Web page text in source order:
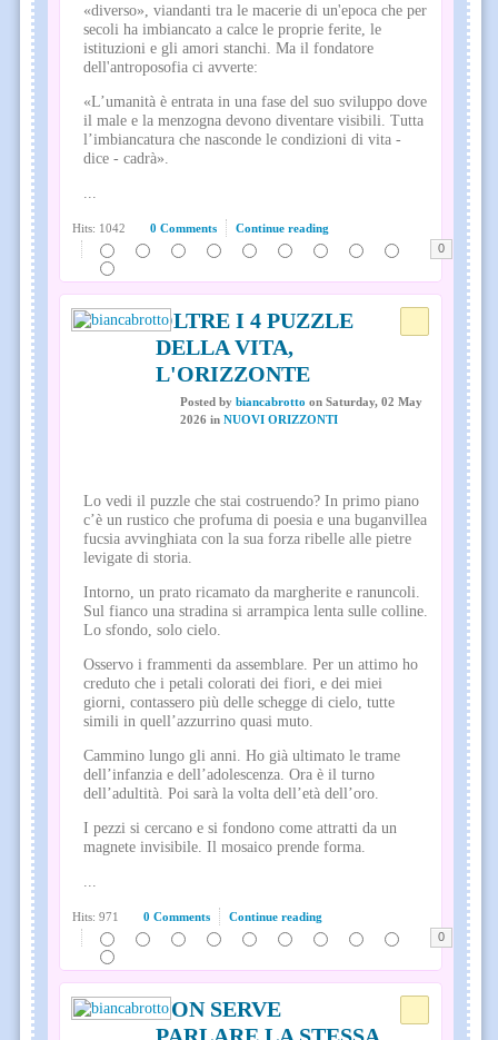
«diverso», viandanti tra le macerie di un'epoca che per
secoli ha imbiancato a calce le proprie ferite, le
istituzioni e gli amori stanchi. Ma il fondatore
dell'antroposofia ci avverte:
«L’umanità è entrata in una fase del suo sviluppo dove
il male e la menzogna devono diventare visibili. Tutta
l’imbiancatura che nasconde le condizioni di vita -
dice - cadrà».
...
0 Comments Continue reading
Hits: 1042
0
OLTRE I 4 PUZZLE
DELLA VITA,
L'ORIZZONTE
Posted by biancabrotto on Saturday, 02 May
2026 in NUOVI ORIZZONTI
Lo vedi il puzzle che stai costruendo? In primo piano
c’è un rustico che profuma di poesia e una buganvillea
fucsia avvinghiata con la sua forza ribelle alle pietre
levigate di storia.
Intorno, un prato ricamato da margherite e ranuncoli.
Sul fianco una stradina si arrampica lenta sulle colline.
Lo sfondo, solo cielo.
Osservo i frammenti da assemblare. Per un attimo ho
creduto che i petali colorati dei fiori, e dei miei
giorni, contassero più delle schegge di cielo, tutte
simili in quell’azzurrino quasi muto.
Cammino lungo gli anni. Ho già ultimato le trame
dell’infanzia e dell’adolescenza. Ora è il turno
dell’adultità. Poi sarà la volta dell’età dell’oro.
I pezzi si cercano e si fondono come attratti da un
magnete invisibile. Il mosaico prende forma.
...
0 Comments Continue reading
Hits: 971
0
NON SERVE